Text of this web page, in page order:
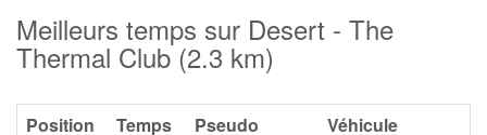
Meilleurs temps sur Desert - The
Thermal Club (2.3 km)
Position Temps Pseudo
Véhicule